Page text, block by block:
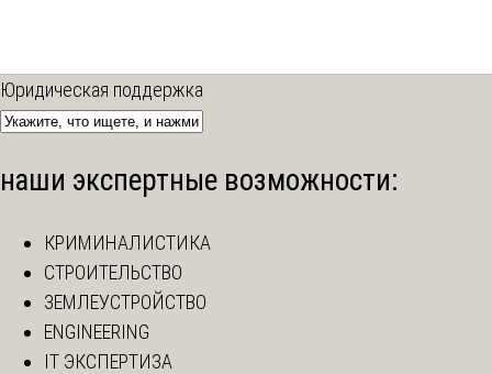
Юридическая поддержка
наши экспертные возможности:
КРИМИНАЛИСТИКА
СТРОИТЕЛЬСТВО
ЗЕМЛЕУСТРОЙСТВО
ENGINEERING
IT ЭКСПЕРТИЗА